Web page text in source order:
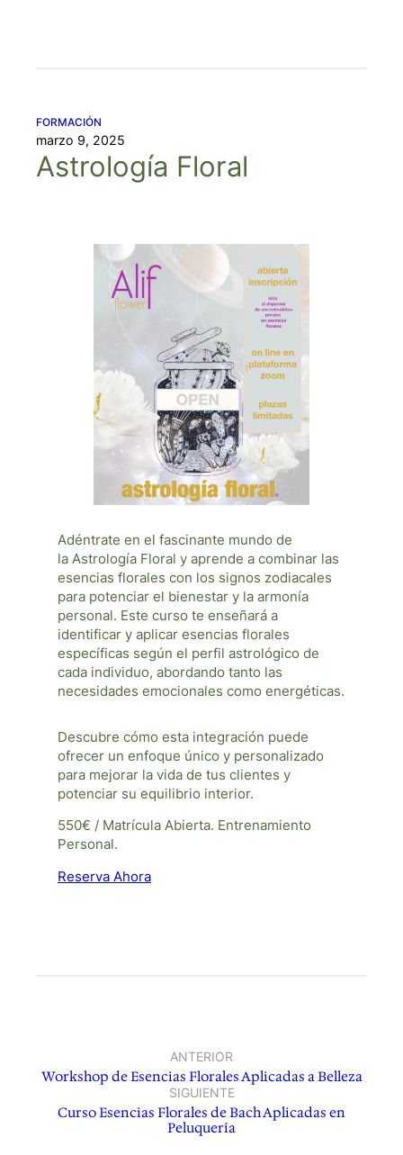
FORMACIÓN
marzo 9, 2025
Astrología Floral
Adéntrate en el fascinante mundo de
laAstrología Floral y aprende a combinar las
esencias florales con los signos zodiacales
para potenciar el bienestar y la armonía
personal. Este curso te enseñará a
identificar y aplicar esencias florales
específicas según el perfil astrológico de
cada individuo, abordando tanto las
necesidades emocionales como energéticas.
Descubre cómo esta integración puede
ofrecer un enfoque único y personalizado
para mejorar la vida de tus clientes y
potenciar su equilibrio interior.
550€ / Matrícula Abierta. Entrenamiento
Personal.
Reserva Ahora
ANTERIOR
Workshop de Esencias Florales Aplicadas a Belleza
SIGUIENTE
Curso Esencias Florales de Bach Aplicadas en
Peluquería